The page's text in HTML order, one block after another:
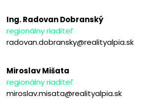
Ing. Radovan Dobranský
regionálny riaditeľ
radovan.dobransky@realityalpia.sk
Miroslav Mišata
regionálny riaditeľ
miroslav.misata@realityalpia.sk